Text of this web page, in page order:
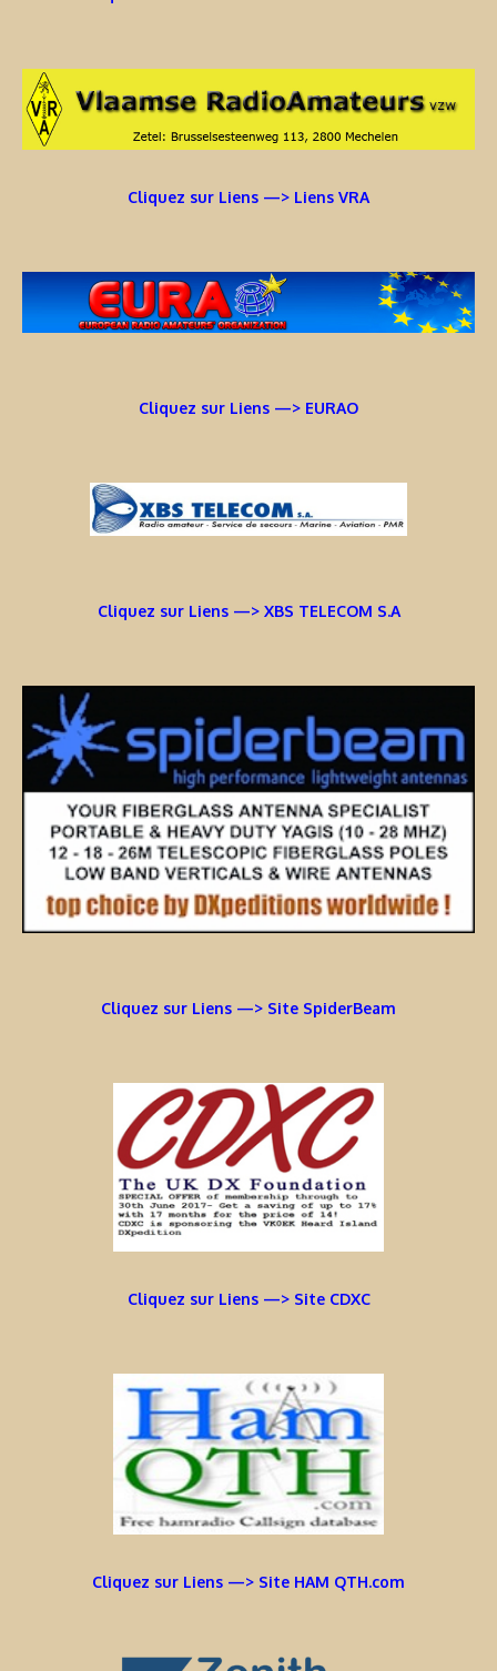
Cliquez sur Liens —> Liens VRA
Cliquez sur Liens —> EURAO
Cliquez sur Liens —> XBS TELECOM S.A
Cliquez sur Liens —> Site SpiderBeam
Cliquez sur Liens —> Site CDXC
Cliquez sur Liens —> Site HAM QTH.com